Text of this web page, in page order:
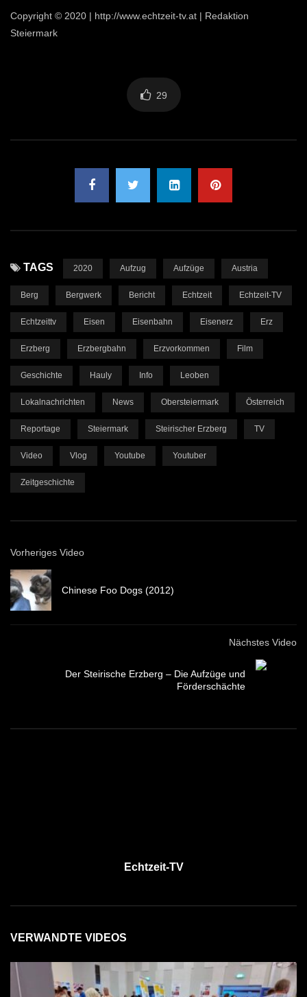
Copyright © 2020 | http://www.echtzeit-tv.at | Redaktion
Steiermark
29
TAGS 2020 Aufzug Aufzüge Austria
Berg Bergwerk Bericht Echtzeit Echtzeit-TV
Echtzeittv Eisen Eisenbahn Eisenerz Erz
Erzberg Erzbergbahn Erzvorkommen Film
Geschichte Hauly Info Leoben
Lokalnachrichten News Obersteiermark Österreich
Reportage Steiermark Steirischer Erzberg TV
Video Vlog Youtube Youtuber
Zeitgeschichte
Vorheriges Video
Chinese Foo Dogs (2012)
Nächstes Video
Der Steirische Erzberg – Die Aufzüge und
Förderschächte
Echtzeit-TV
VERWANDTE VIDEOS